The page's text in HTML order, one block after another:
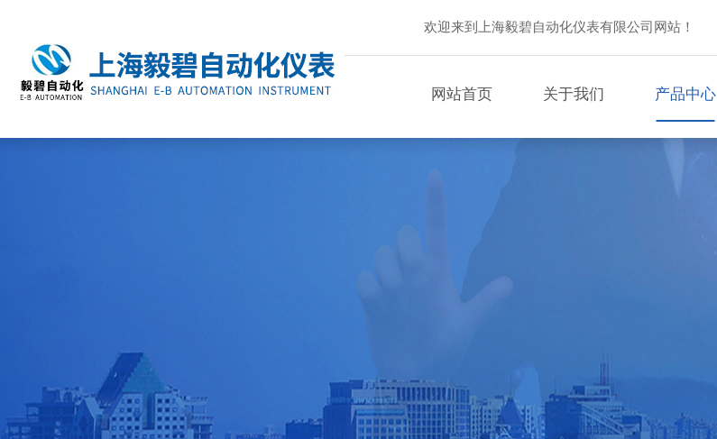
欢迎来到上海毅碧自动化仪表有限公司网站！
网站首页 关于我们 产品中心